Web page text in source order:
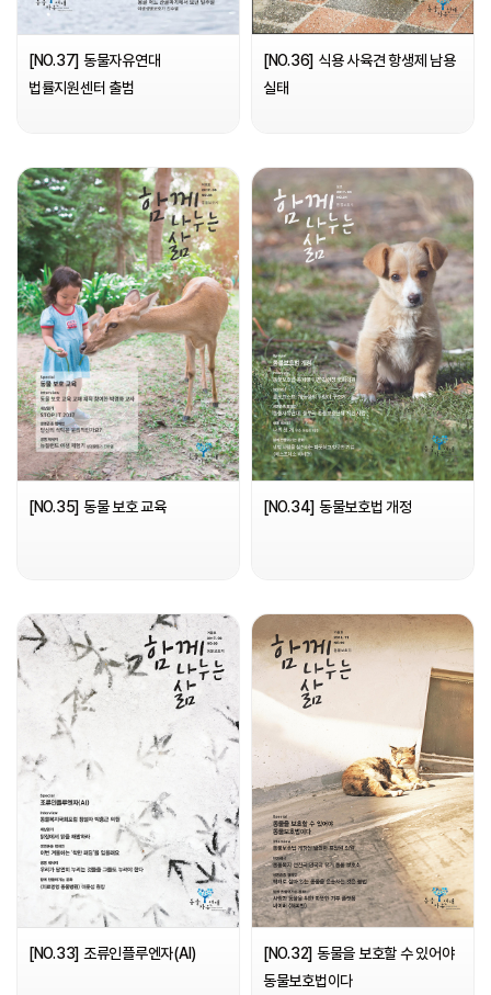
[NO.37] 동물자유연대
법률지원센터 출범
[NO.36] 식용 사육견 항생제 남용
실태
[NO.35] 동물 보호 교육 [NO.34] 동물보호법 개정
[NO.33] 조류인플루엔자(AI)
[NO.32] 동물을 보호할 수 있어야
동물보호법이다